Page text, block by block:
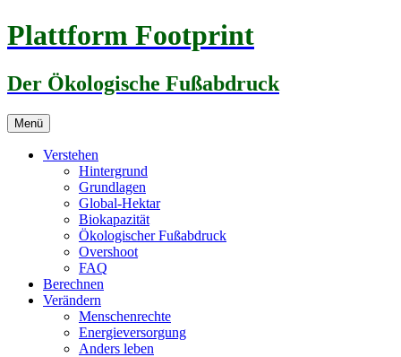
Zum
Inhalt
Plattform Footprint
Der Ökologische Fußabdruck
Menü
Verstehen
Hintergrund
Grundlagen
Global-Hektar
Biokapazität
Ökologischer Fußabdruck
Overshoot
FAQ
Berechnen
Verändern
Menschenrechte
Energieversorgung
Anders leben